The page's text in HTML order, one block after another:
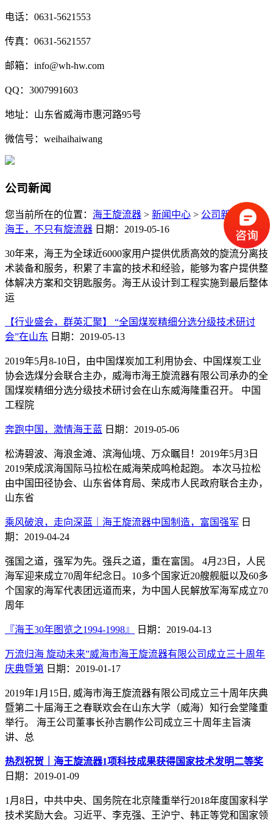
电话：0631-5621553
传真：0631-5621557
邮箱：info@wh-hw.com
QQ：3007991603
地址：山东省威海市惠河路95号
微信号：weihaihaiwang
公司新闻
您当前所在的位置： 海王旋流器 > 新闻中心 > 公司新闻>
海王，不只有旋流器 日期：2019-05-16
30年来，海王为全球近6000家用户提供优质高效的旋流分离技
术装备和服务，积累了丰富的技术和经验，能够为客户提供整
体解决方案和交钥匙服务。海王从设计到工程实施到最后整体
运
【行业盛会，群英汇聚】 “全国煤炭精细分选分级技术研讨
会”在山东 日期：2019-05-13
2019年5月8-10日，由中国煤炭加工利用协会、中国煤炭工业
协会选煤分会联合主办，威海市海王旋流器有限公司承办的全
国煤炭精细分选分级技术研讨会在山东威海隆重召开。 中国
工程院
奔跑中国，激情海王蓝 日期：2019-05-06
松涛碧波、海浪金滩、滨海仙境、万众瞩目！2019年5月3日
2019荣成滨海国际马拉松在威海荣成鸣枪起跑。 本次马拉松
由中国田径协会、山东省体育局、荣成市人民政府联合主办，
山东省
乘风破浪，走向深蓝｜海王旋流器中国制造，富国强军 日
期：2019-04-24
强国之道，强军为先。强兵之道，重在富国。 4月23日，人民
海军迎来成立70周年纪念日。10多个国家近20艘舰艇以及60多
个国家的海军代表团远道而来，为中国人民解放军海军成立70
周年
『海王30年图览之1994-1998』 日期：2019-04-13
万流归海 旋动未来”威海市海王旋流器有限公司成立三十周年
庆典暨第 日期：2019-01-17
2019年1月15日, 威海市海王旋流器有限公司成立三十周年庆典
暨第二十届海王之春联欢会在山东大学（威海）知行会堂隆重
举行。 海王公司董事长孙吉鹏作公司成立三十周年主旨演
讲、总
热烈祝贺｜海王旋流器1项科技成果获得国家技术发明二等奖
日期：2019-01-09
1月8日，中共中央、国务院在北京隆重举行2018年度国家科学
技术奖励大会。习近平、李克强、王沪宁、韩正等党和国家领